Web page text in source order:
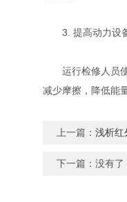
3. 提高动力设备的
运行检修人员使用
减少摩擦，降低能
上一篇： 浅析红
下一篇：没有了